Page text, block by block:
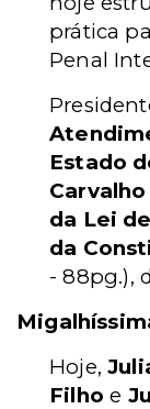
prática
Penal
Estado
Carvalho
da Lei
da
- 88pg.),
Hoje,
Filho e